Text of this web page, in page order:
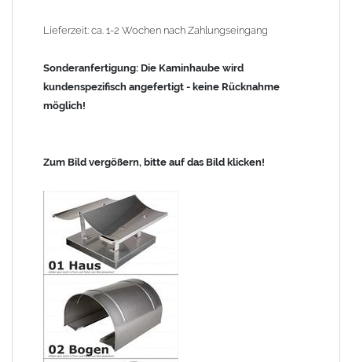
Lieferzeit: ca. 1-2 Wochen nach Zahlungseingang
Sonderanfertigung: Die Kaminhaube wird
kundenspezifisch angefertigt - keine Rücknahme
möglich!
Zum Bild vergößern, bitte auf das Bild klicken!